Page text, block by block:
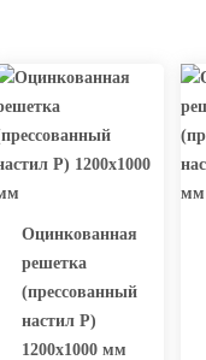
Оцинкованная
решетка
(прессованный
настил Р)
1200х1000 мм